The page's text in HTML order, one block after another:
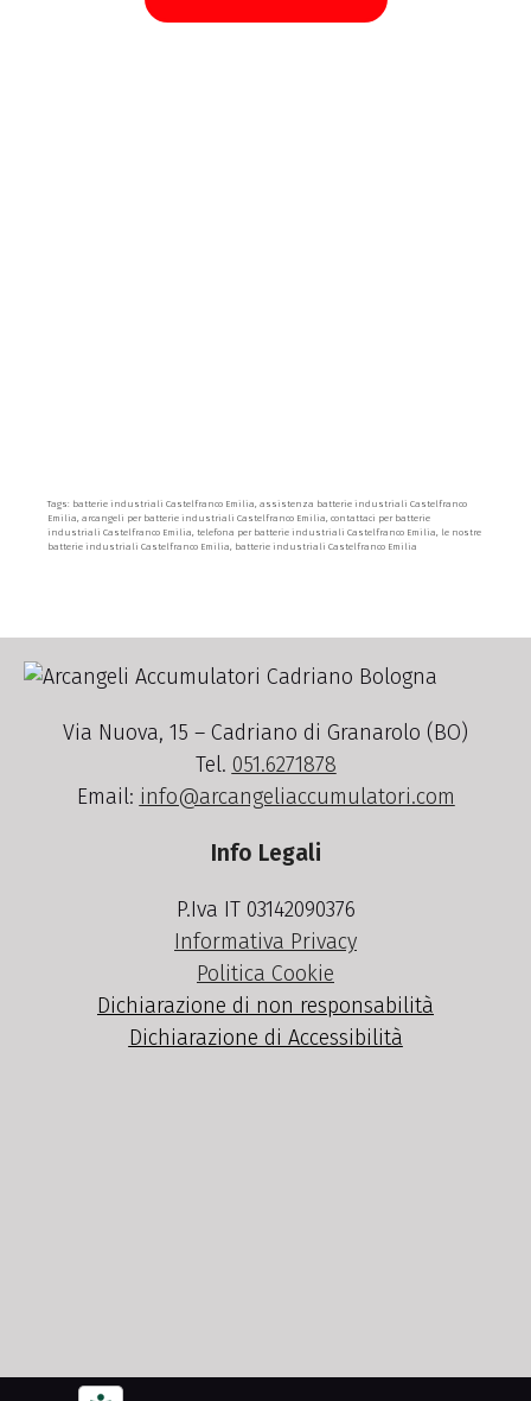
Tags: batterie industriali Castelfranco Emilia, assistenza batterie industriali Castelfranco
Emilia, arcangeli per batterie industriali Castelfranco Emilia, contattaci per batterie
industriali Castelfranco Emilia, telefona per batterie industriali Castelfranco Emilia, le nostre
batterie industriali Castelfranco Emilia, batterie industriali Castelfranco Emilia
Via Nuova, 15 – Cadriano di Granarolo (BO)
Tel. 051.6271878
Email: info@arcangeliaccumulatori.com
Info Legali
P.Iva IT 03142090376
Informativa Privacy
Politica Cookie
Dichiarazione di non responsabilità
Dichiarazione di Accessibilità